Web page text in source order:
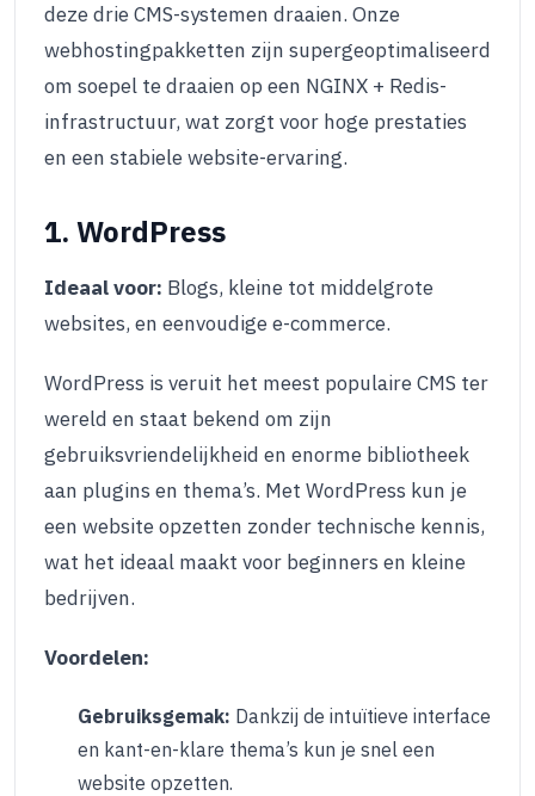
deze drie CMS-systemen draaien. Onze
webhostingpakketten zijn supergeoptimaliseerd
om soepel te draaien op een NGINX + Redis-
infrastructuur, wat zorgt voor hoge prestaties
en een stabiele website-ervaring.
1. WordPress
Ideaal voor: Blogs, kleine tot middelgrote
websites, en eenvoudige e-commerce.
WordPress is veruit het meest populaire CMS ter
wereld en staat bekend om zijn
gebruiksvriendelijkheid en enorme bibliotheek
aan plugins en thema’s. Met WordPress kun je
een website opzetten zonder technische kennis,
wat het ideaal maakt voor beginners en kleine
bedrijven.
Voordelen:
Gebruiksgemak: Dankzij de intuïtieve interface
en kant-en-klare thema’s kun je snel een
website opzetten.